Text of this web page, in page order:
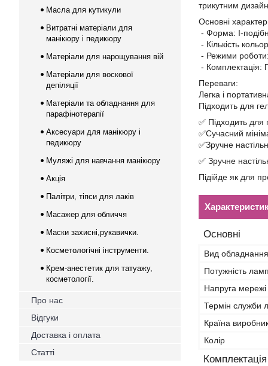
трикутним
Основні
- Форма: I-
- Кількість
- Режими
- Комплектація:
Переваги:
Легка і
Підходить для
✅ Підходить для
✅Сучасний
✅Зручне
✅ Зручне
Підійде як для
Основні
Вид обладнання
Потужність
Напруга мережі
Термін служби
Країна
Колір
Комплектація
Масла для кутикули
Витратні матеріали для
манікюру і педикюру
Матеріали для нарощування вій
Матеріали для воскової
депіляції
Матеріали та обладнання для
парафінотерапії
Аксесуари для манікюру і
педикюру
Муляжі для навчання манікюру
Акція
Палітри, тіпси для лаків
Масажер для обличчя
Маски захисні,рукавички.
Косметологічні інструменти.
Крем-анестетик для татуажу,
косметології.
Про нас
Відгуки
Доставка і оплата
Статті